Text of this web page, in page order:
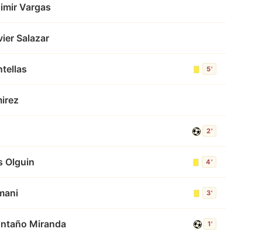
Vargas
Salazar
5'
2'
Olguin 4'
3'
Miranda 1'